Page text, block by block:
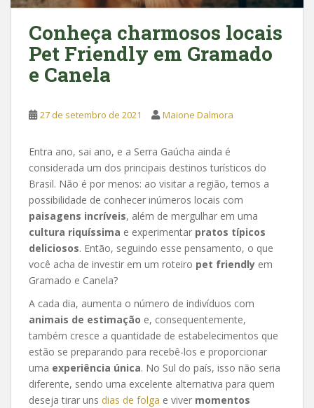
Conheça charmosos locais
Pet Friendly em Gramado
e Canela
27 de setembro de 2021 Maione Dalmora
Entra ano, sai ano, e a Serra Gaúcha ainda é
considerada um dos principais destinos turísticos do
Brasil. Não é por menos: ao visitar a região, temos a
possibilidade de conhecer inúmeros locais com
paisagens incríveis, além de mergulhar em uma
cultura riquíssima e experimentar pratos típicos
deliciosos. Então, seguindo esse pensamento, o que
você acha de investir em um roteiro pet friendly em
Gramado e Canela?
A cada dia, aumenta o número de indivíduos com
animais de estimação e, consequentemente,
também cresce a quantidade de estabelecimentos que
estão se preparando para recebê-los e proporcionar
uma experiência única. No Sul do país, isso não seria
diferente, sendo uma excelente alternativa para quem
deseja tirar uns dias de folga e viver momentos